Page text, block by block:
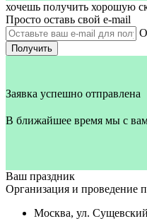
хочешь получить хорошую
Просто оставь свой e‑mail
Получить
Заявка успешно отправлена
В ближайшее время мы с
Ваш праздник
Организация и проведение
Москва, ул.